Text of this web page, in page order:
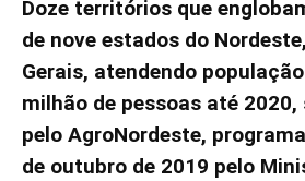
Doze territórios que
de nove estados do
Gerais, atendendo
milhão de pessoas até
pelo AgroNordeste,
de outubro de 2019 pelo